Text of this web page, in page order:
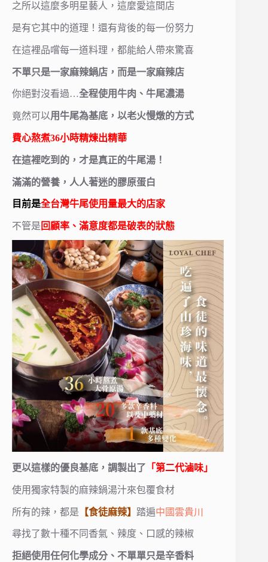
之所以這麼多明星藝人，這麼愛這間店
是有它其中的道理！還有背後的每一份努力
在這裡品嚐每一道料理，都能給人帶來驚喜
不單只是一家麻辣鍋店，而是一家麻辣店
你絕對沒看過…全程使用牛肉、牛尾濃湯
竟然可以用牛尾為基底，以老火慢燉的方式
費心熬煮36小時精煉出精華
在這裡吃到的，才是真正的牛尾湯！
滿滿的營養，人人著迷的膠原蛋白
目前是全台灣牛尾使用量最大的店家
不管是 回顧率、滿意度都是破表的狀態
更以這樣的優良基底，調製出了 「第二代滷味」
使用獨家特製的麻辣鍋湯汁來包覆食材
所有的辣，都是 【食徒麻辣】 踏遍中國雲貴川
尋找了數十種不同香氣、辣度、口感的辣椒
拒絕使用任何化學成分、不單單只是辛香料